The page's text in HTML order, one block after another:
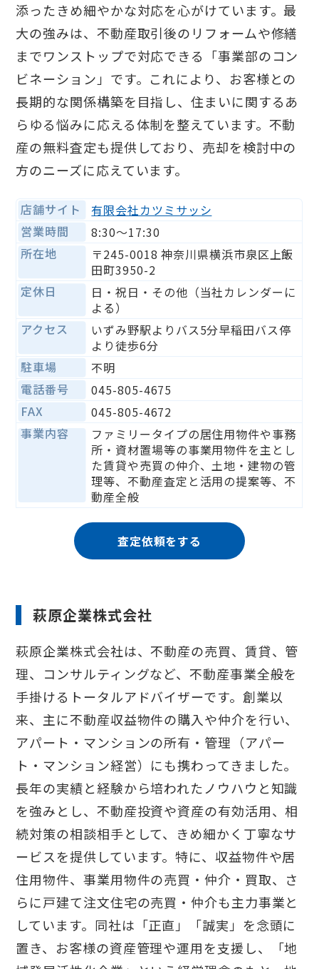
添ったきめ細やかな対応を心がけています。最
大の強みは、不動産取引後のリフォームや修繕
までワンストップで対応できる「事業部のコン
ビネーション」です。これにより、お客様との
長期的な関係構築を目指し、住まいに関するあ
らゆる悩みに応える体制を整えています。不動
産の無料査定も提供しており、売却を検討中の
方のニーズに応えています。
店舗サイト
有限会社カツミサッシ​
営業時間
8:30〜17:30
所在地
〒245-0018 神奈川県横浜市泉区上飯
田町3950-2
定休日
日・祝日・その他（当社カレンダーに
よる）
アクセス
いずみ野駅よりバス5分早稲田バス停
より徒歩6分
駐車場
不明
電話番号
045-805-4675
FAX
045-805-4672
事業内容
ファミリータイプの居住用物件や事務
所・資材置場等の事業用物件を主とし
た賃貸や売買の仲介、土地・建物の管
理等、不動産査定と活用の提案等、不
動産全般
査定依頼をする
萩原企業株式会社
萩原企業株式会社は、不動産の売買、賃貸、管
理、コンサルティングなど、不動産事業全般を
手掛けるトータルアドバイザーです。創業以
来、主に不動産収益物件の購入や仲介を行い、
アパート・マンションの所有・管理（アパー
ト・マンション経営）にも携わってきました。
長年の実績と経験から培われたノウハウと知識
を強みとし、不動産投資や資産の有効活用、相
続対策の相談相手として、きめ細かく丁寧なサ
ービスを提供しています。特に、収益物件や居
住用物件、事業用物件の売買・仲介・買取、さ
らに戸建て注文住宅の売買・仲介も主力事業と
しています。同社は「正直」「誠実」を念頭に
置き、お客様の資産管理や運用を支援し、「地